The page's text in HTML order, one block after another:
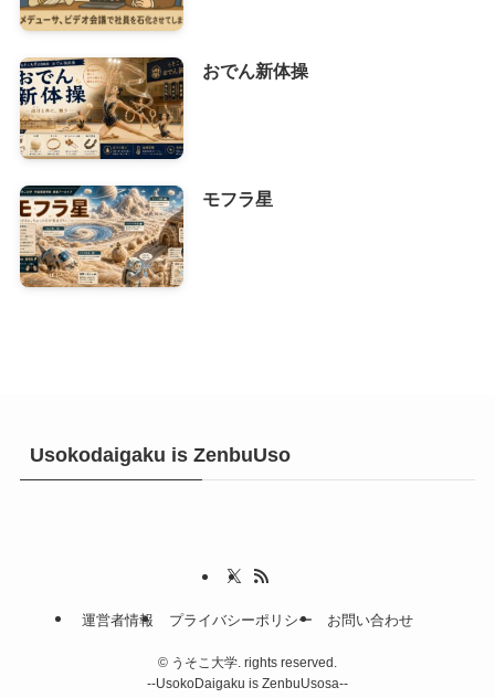
おでん新体操
モフラ星
Usokodaigaku is ZenbuUso
運営者情報 プライバシーポリシー お問い合わせ
© うそこ大学. rights reserved.
--UsokoDaigaku is ZenbuUsosa--